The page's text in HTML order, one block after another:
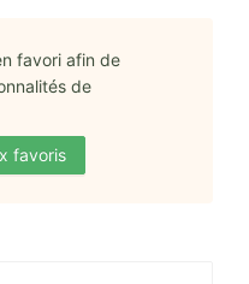
favori afin de
de
favoris